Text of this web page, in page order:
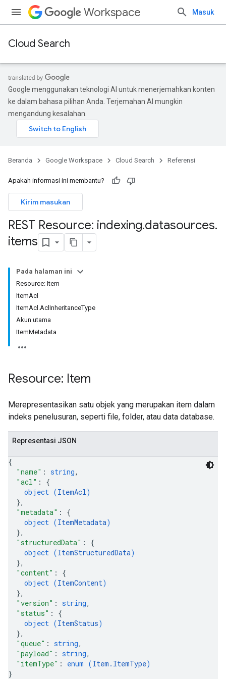
Workspace Masuk
Cloud Search
Google menggunakan teknologi AI untuk menerjemahkan konten
ke dalam bahasa pilihan Anda. Terjemahan AI mungkin
mengandung kesalahan.
Beranda Google Workspace Cloud Search Referensi
Apakah informasi ini membantu?
Kirim masukan
REST Resource: indexing.datasources.
items
Pada halaman ini
Resource: Item
ItemAcl
ItemAcl.AclInheritanceType
Akun utama
ItemMetadata
Resource: Item
Merepresentasikan satu objek yang merupakan item dalam
indeks penelusuran, seperti file, folder, atau data database.
Representasi JSON
{
"name" : string,
"acl" : {
object (ItemAcl)
},
"metadata" : {
object (ItemMetadata)
},
"structuredData" : {
object (ItemStructuredData)
},
"content" : {
object (ItemContent)
},
"version" : string,
"status" : {
object (ItemStatus)
},
"queue" : string,
"payload" : string,
"itemType" : enum (Item.ItemType)
}